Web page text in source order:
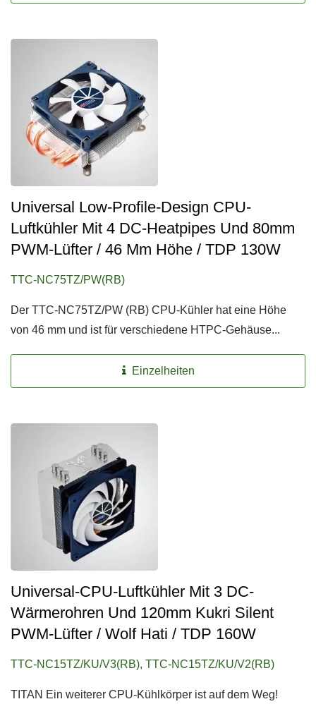
Universal Low-Profile-Design CPU-
Luftkühler Mit 4 DC-Heatpipes Und 80mm
PWM-Lüfter / 46 Mm Höhe / TDP 130W
TTC-NC75TZ/PW(RB)
Der TTC-NC75TZ/PW (RB) CPU-Kühler hat eine Höhe
von 46 mm und ist für verschiedene HTPC-Gehäuse...
Einzelheiten
Universal-CPU-Luftkühler Mit 3 DC-
Wärmerohren Und 120mm Kukri Silent
PWM-Lüfter / Wolf Hati / TDP 160W
TTC-NC15TZ/KU/V3(RB), TTC-NC15TZ/KU/V2(RB)
TITAN Ein weiterer CPU-Kühlkörper ist auf dem Weg!